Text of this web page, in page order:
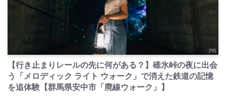
PR
【行き止まりレールの先に何がある？】碓氷峠の夜に出会
う「メロディック ライト ウォーク」で消えた鉄道の記憶
を追体験【群馬県安中市「廃線ウォーク」】